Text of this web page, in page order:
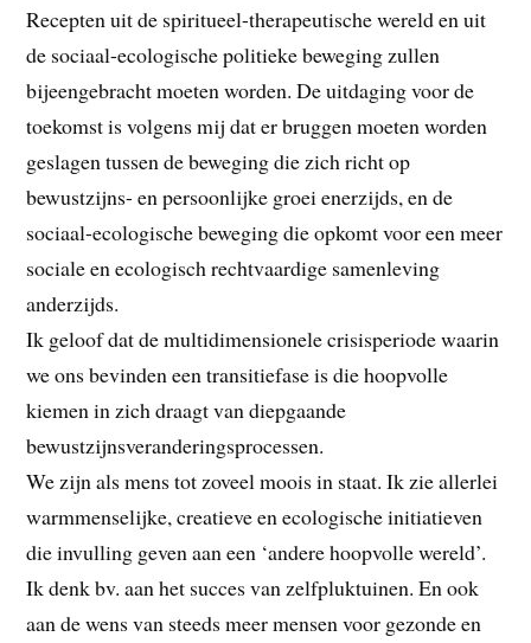
Recepten uit de spiritueel-therapeutische wereld en uit
de sociaal-ecologische politieke beweging zullen
bijeengebracht moeten worden. De uitdaging voor de
toekomst is volgens mij dat er bruggen moeten worden
geslagen tussen de beweging die zich richt op
bewustzijns- en persoonlijke groei enerzijds, en de
sociaal-ecologische beweging die opkomt voor een meer
sociale en ecologisch rechtvaardige samenleving
anderzijds.
Ik geloof dat de multidimensionele crisisperiode waarin
we ons bevinden een transitiefase is die hoopvolle
kiemen in zich draagt van diepgaande
bewustzijnsveranderingsprocessen.
We zijn als mens tot zoveel moois in staat. Ik zie allerlei
warmmenselijke, creatieve en ecologische initiatieven
die invulling geven aan een ‘andere hoopvolle wereld’.
Ik denk bv. aan het succes van zelfpluktuinen. En ook
aan de wens van steeds meer mensen voor gezonde en